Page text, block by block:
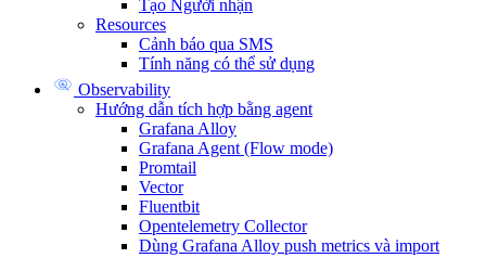
Tạo Người nhận
Resources
Cảnh báo qua SMS
Tính năng có thể sử dụng
Observability
Hướng dẫn tích hợp bằng agent
Grafana Alloy
Grafana Agent (Flow mode)
Promtail
Vector
Fluentbit
Opentelemetry Collector
Dùng Grafana Alloy push metrics và import